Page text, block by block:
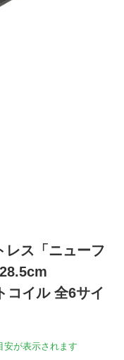
レス「ニューフ
コイル 全6サイ
が表示されます